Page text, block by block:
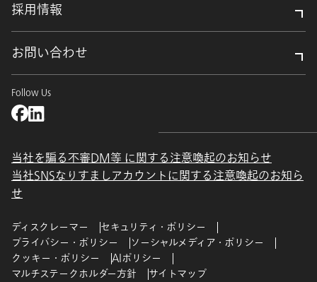
採用情報
お問い合わせ
Follow Us
当社を騙る不審DM等 に関する注意喚起のお知らせ
当社SNSなりすましアカウントに関する注意喚起のお知ら
せ
ディスクレーマー
セキュリティ・ポリシー
プライバシー・ポリシー
ソーシャルメディア・ポリシー
クッキー・ポリシー
AIポリシー
マルチステークホルダー方針
サイトマップ